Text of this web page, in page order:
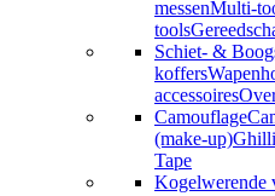
messenMulti-
tools
Schiet- &
koffers
accessoires
Camouflage
(make-up)
Tape
Kogelwerende